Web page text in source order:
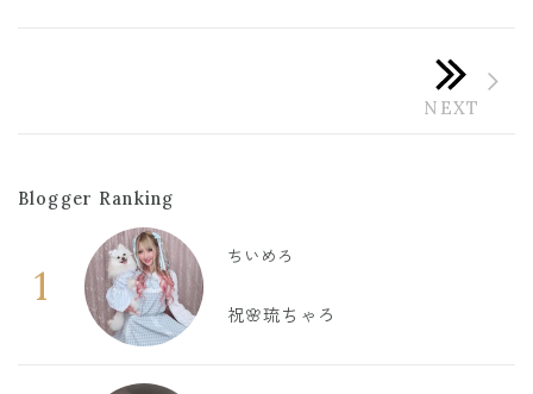
Blogger Ranking
1
ちいめろ
祝🌸琉ちゃろ